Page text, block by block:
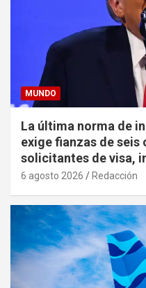
MUNDO
La última norma de
exige fianzas de seis
solicitantes de visa,
6 agosto 2026 Redacción